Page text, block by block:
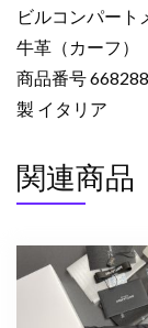
ォ
レ
ッ
ト
ブ
ッ
ク
カ
ー
ビルコンパート
牛革（カーフ）
商品番号
製 イタリア
関連商品